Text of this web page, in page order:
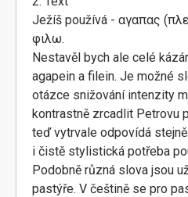
Ježíš používá - αγαπας
φιλω.
Nestavěl bych ale celé
agapein a filein. Je možné
otázce snižování intenzity
kontrastně zrcadlit Petrovu
teď vytrvale odpovídá
i čistě stylistická potřeba
Podobně různá slova jsou
pastýře. V češtině se pro